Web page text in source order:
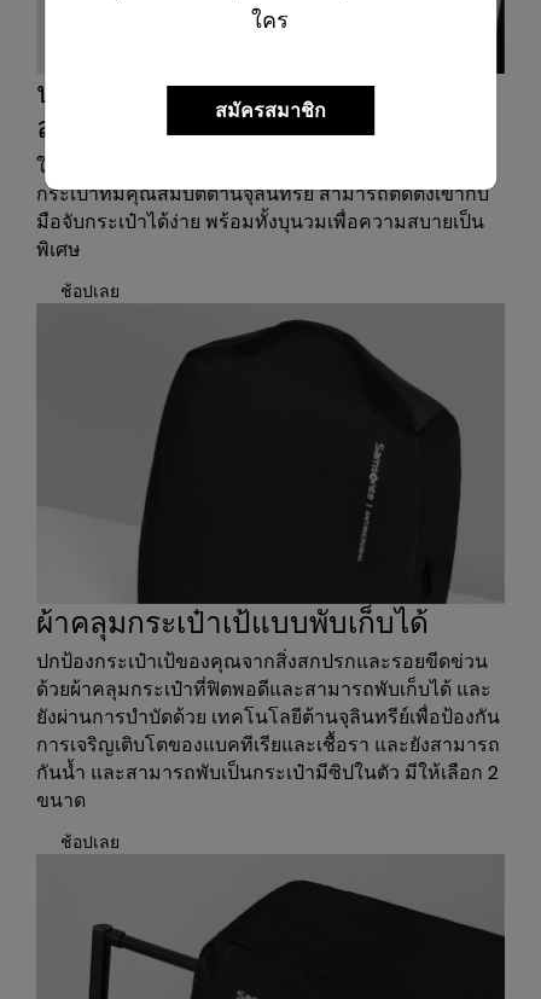
ใคร
สมัครสมาชิก
ปลอกสวมมือจับกระเป๋าเดินทาง ชุด
ละ 3 ชิ้น
ให้การเดินทางของคุณสนุกยิ่งขึ้นด้วยปลอกสวมมือจับ
กระเป๋าที่มีคุณสมบัติต้านจุลินทรีย์ สามารถติดตั้งเข้ากับ
มือจับกระเป๋าได้ง่าย พร้อมทั้งบุนวมเพื่อความสบายเป็น
พิเศษ
ช้อปเลย
ผ้าคลุมกระเป๋าเป้แบบพับเก็บได้
ปกป้องกระเป๋าเป้ของคุณจากสิ่งสกปรกและรอยขีดข่วน
ด้วยผ้าคลุมกระเป๋าที่ฟิตพอดีและสามารถพับเก็บได้ และ
ยังผ่านการบำบัดด้วย เทคโนโลยีต้านจุลินทรีย์เพื่อป้องกัน
การเจริญเติบโตของแบคทีเรียและเชื้อรา และยังสามารถ
กันน้ำ และสามารถพับเป็นกระเป๋ามีซิปในตัว มีให้เลือก 2
ขนาด
ช้อปเลย